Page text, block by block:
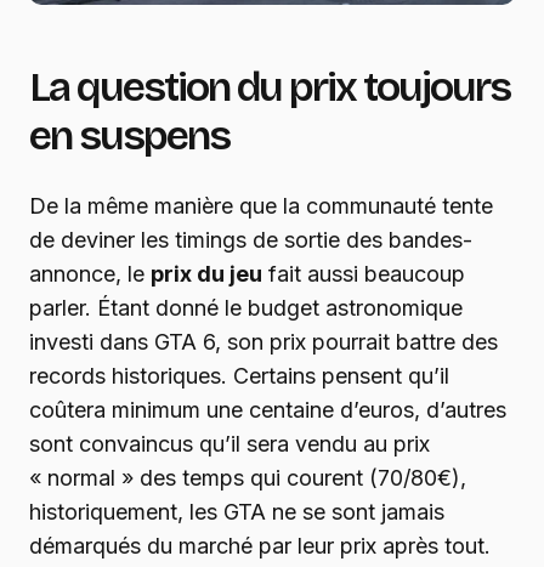
La question du prix toujours
en suspens
De la même manière que la communauté tente
de deviner les timings de sortie des bandes-
annonce, le prix du jeu fait aussi beaucoup
parler. Étant donné le budget astronomique
investi dans GTA 6, son prix pourrait battre des
records historiques. Certains pensent qu’il
coûtera minimum une centaine d’euros, d’autres
sont convaincus qu’il sera vendu au prix
« normal » des temps qui courent (70/80€),
historiquement, les GTA ne se sont jamais
démarqués du marché par leur prix après tout.